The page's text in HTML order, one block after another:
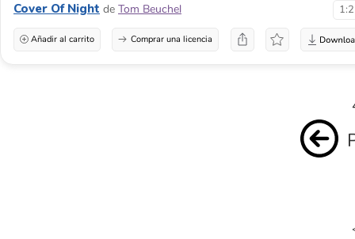
Cover Of Night de Tom Beuchel
Añadir al carrito Comprar una licencia